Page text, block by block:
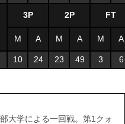
3P 2P FT
M A M A M A
10 24 23 49 3 6
大学による一回戦。第1クォ